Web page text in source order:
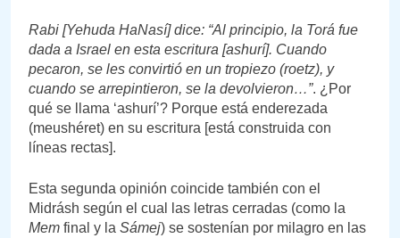
Rabi [Yehuda HaNasí] dice: “Al principio, la Torá fue
dada a Israel en esta escritura [ashurí]. Cuando
pecaron, se les convirtió en un tropiezo (roetz), y
cuando se arrepintieron, se la devolvieron…”. ¿Por
qué se llama ‘ashurí’? Porque está enderezada
(meushéret) en su escritura [está construida con
líneas rectas].
Esta segunda opinión coincide también con el
Midrásh según el cual las letras cerradas (como la
Mem final y la Sámej) se sostenían por milagro en las